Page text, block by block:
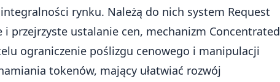
rynku. Należą do nich system Request
i przejrzyste ustalanie cen, mechanizm Concentrated
ograniczenie poślizgu cenowego i manipulacji
tokenów, mający ułatwiać rozwój